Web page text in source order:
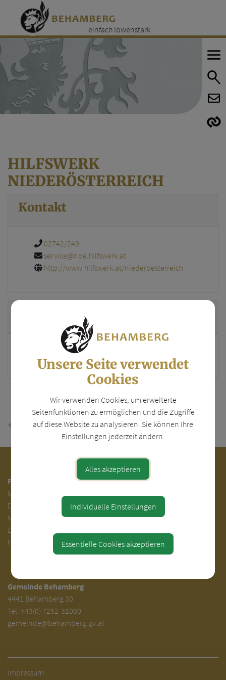
einfach löwenstark
HILFSWERK
NIEDERÖSTERREICH
Kontakt
02742/249
service@noe.hilfswerk.at
http://www.hilfswerk.at/niederoesterreich
Ferstlergasse 4
3100 St. Pölten
⇐ zurück
Parteienverkehr:
Mo.
Di.
7.00 - 12.00 und 13.00 - 18.00 Uhr
Mi. 7.00 - 12.00 Uhr
Do. 7.00 - 12.00 und 14.00 - 16.00 Uhr
Fr. 7.00 - 12.00 Uhr
Gemeinde Behamberg
4441 Behamberg 30
Tel. +43(0) 7252-31000
gemeinde@behamberg.gv.at
Impressum
Unsere Seite verwendet
Cookies
Wir verwenden Cookies, um erweiterte
Seitenfunktionen zu ermöglichen und die Zugriffe
auf diese Website zu analysieren. Sie können Ihre
Einstellungen jederzeit ändern.
Alles akzeptieren
Individuelle Einstellungen
Essentielle Cookies akzeptieren